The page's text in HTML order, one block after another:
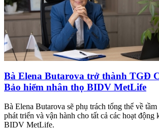
Bà Elena Butarova trở thành TGĐ
Bảo hiểm nhân thọ BIDV MetLife
Bà Elena Butarova sẽ phụ trách tổng thể về
phát triển và vận hành cho tất cả các hoạt động
BIDV MetLife.